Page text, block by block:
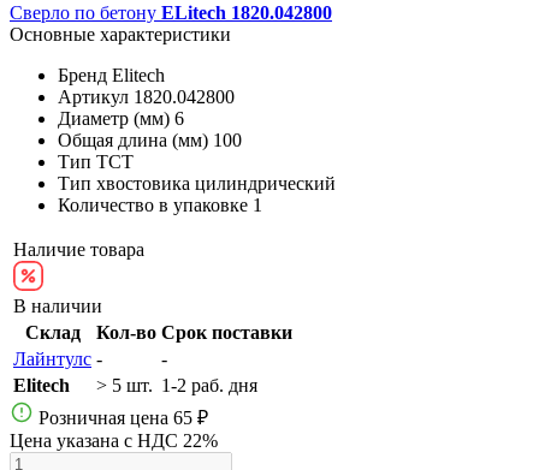
Сверло по бетону ELitech 1820.042800
Основные характеристики
Бренд Elitech
Артикул 1820.042800
Диаметр (мм) 6
Общая длина (мм) 100
Тип ТСТ
Тип хвостовика цилиндрический
Количество в упаковке 1
Наличие товара
В наличии
Склад
Кол-во Срок поставки
Лайнтулс -
-
Elitech
> 5 шт. 1-2 раб. дня
Розничная цена 65 ₽
Цена указана с НДС 22%